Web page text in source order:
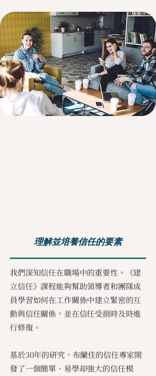
理解並培養信任的要素
我們深知信任在職場中的重要性。《建
立信任》課程能夠幫助領導者和團隊成
員學習如何在工作關係中建立緊密的互
動與信任關係，並在信任受損時及時進
行修復。
基於30年的研究，布蘭佳的信任專家開
發了一個簡單、易學却強大的信任模